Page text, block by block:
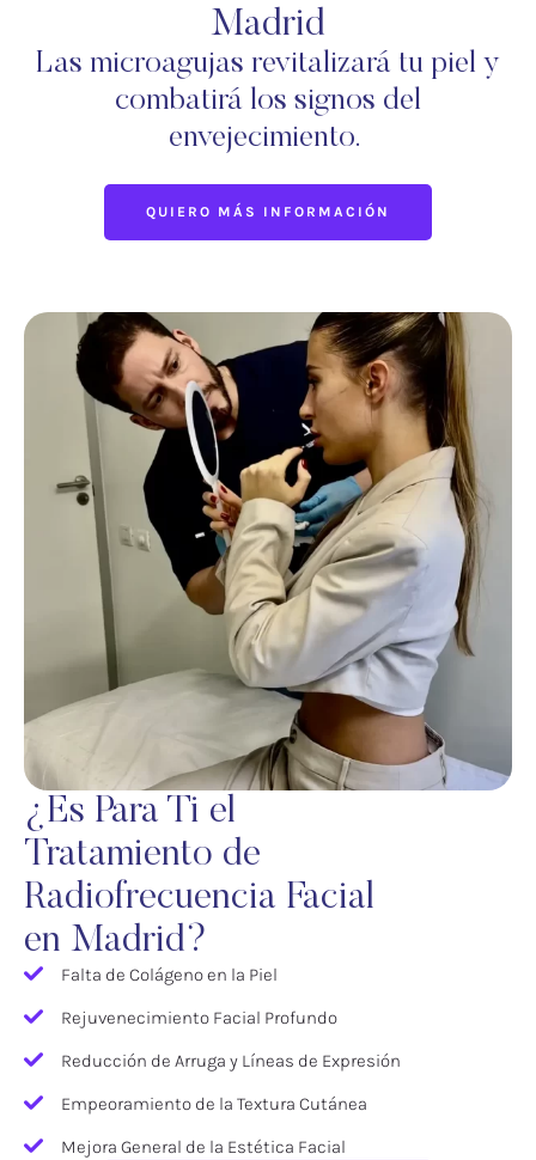
Madrid
Las microagujas revitalizará tu piel y
combatirá los signos del
envejecimiento.
QUIERO MÁS INFORMACIÓN
¿Es Para Ti el
Tratamiento de
Radiofrecuencia Facial
en Madrid?
Falta de Colágeno en la Piel
Rejuvenecimiento Facial Profundo
Reducción de Arruga y Líneas de Expresión
Empeoramiento de la Textura Cutánea
Mejora General de la Estética Facial